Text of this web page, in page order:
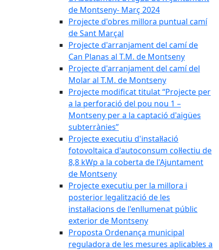
de Montseny- Març 2024
Projecte d'obres millora puntual camí
de Sant Marçal
Projecte d'arranjament del camí de
Can Planas al T.M. de Montseny
Projecte d'arranjament del camí del
Molar al T.M. de Montseny
Projecte modificat titulat “Projecte per
a la perforació del pou nou 1 –
Montseny per a la captació d'aigües
subterrànies”
Projecte executiu d'instal·lació
fotovoltaica d'autoconsum col·lectiu de
8,8 kWp a la coberta de l'Ajuntament
de Montseny
Projecte executiu per la millora i
posterior legalització de les
instal·lacions de l'enllumenat públic
exterior de Montseny
Proposta Ordenança municipal
reguladora de les mesures aplicables a